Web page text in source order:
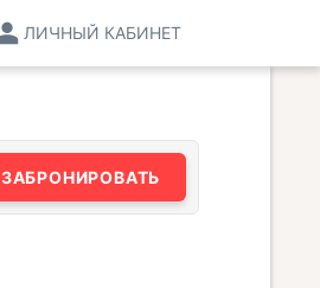
ЛИЧНЫЙ КАБИНЕТ
ЗАБРОНИРОВАТЬ